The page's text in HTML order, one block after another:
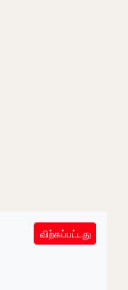
SOLD OUT
விற்கப்பட்டது